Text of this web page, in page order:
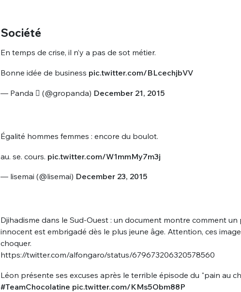
Société
En temps de crise, il n’y a pas de sot métier.
Bonne idée de business pic.twitter.com/BLcechjbVV
— Panda  (@gropanda) December 21, 2015
Égalité hommes femmes : encore du boulot.
au. se. cours. pic.twitter.com/W1mmMy7m3j
— lisemai (@lisemai) December 23, 2015
Djihadisme dans le Sud-Ouest : un document montre comment
innocent est embrigadé dès le plus jeune âge. Attention, ces
choquer.
https://twitter.com/alfongaro/status/679673206320578560
Léon présente ses excuses après le terrible épisode du "pain au
#TeamChocolatine pic.twitter.com/KMs5Obm88P
JE M'INSCRIS
C'EST PARTI